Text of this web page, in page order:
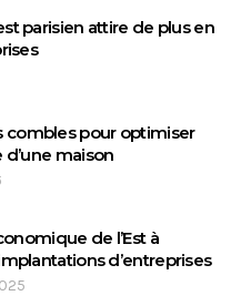
parisien attire de plus en
combles pour optimiser
d’une maison
de l’Est à
d’entreprises